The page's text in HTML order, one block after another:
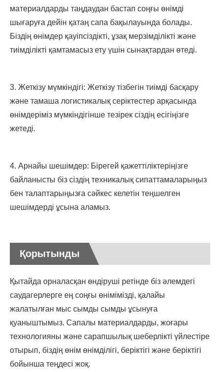
материалдарды таңдаудан бастап соңғы өнімді
шығаруға дейін қатаң сапа бақылауында болады.
Біздің өнімдер қауіпсіздікті, ұзақ мерзімділікті және
тиімділікті қамтамасыз ету үшін сынақтардан өтеді.
3. Жеткізу мүмкіндігі: Жеткізу тізбегін тиімді басқару
және тамаша логистикалық серіктестер арқасында
өнімдеріміз мүмкіндігінше тезірек сіздің есігіңізге
жетеді.
4. Арнайы шешімдер: Бірегей қажеттіліктеріңізге
байланысты біз сіздің техникалық сипаттамаларыңыз
бен талаптарыңызға сәйкес келетін теңшелген
шешімдерді ұсына аламыз.
Қорытынды
Қытайда орналасқан өндіруші ретінде біз әлемдегі
саудагерлерге ең соңғы өнімімізді, қалайы
жалатылған мыс сымды сымды ұсынуға
қуаныштымыз. Сапалы материалдарды, жоғары
технологияны және сарапшылық шеберлікті үйлестіре
отырып, біздің өнім өнімділігі, беріктігі және беріктігі
бойынша теңдесі жоқ.